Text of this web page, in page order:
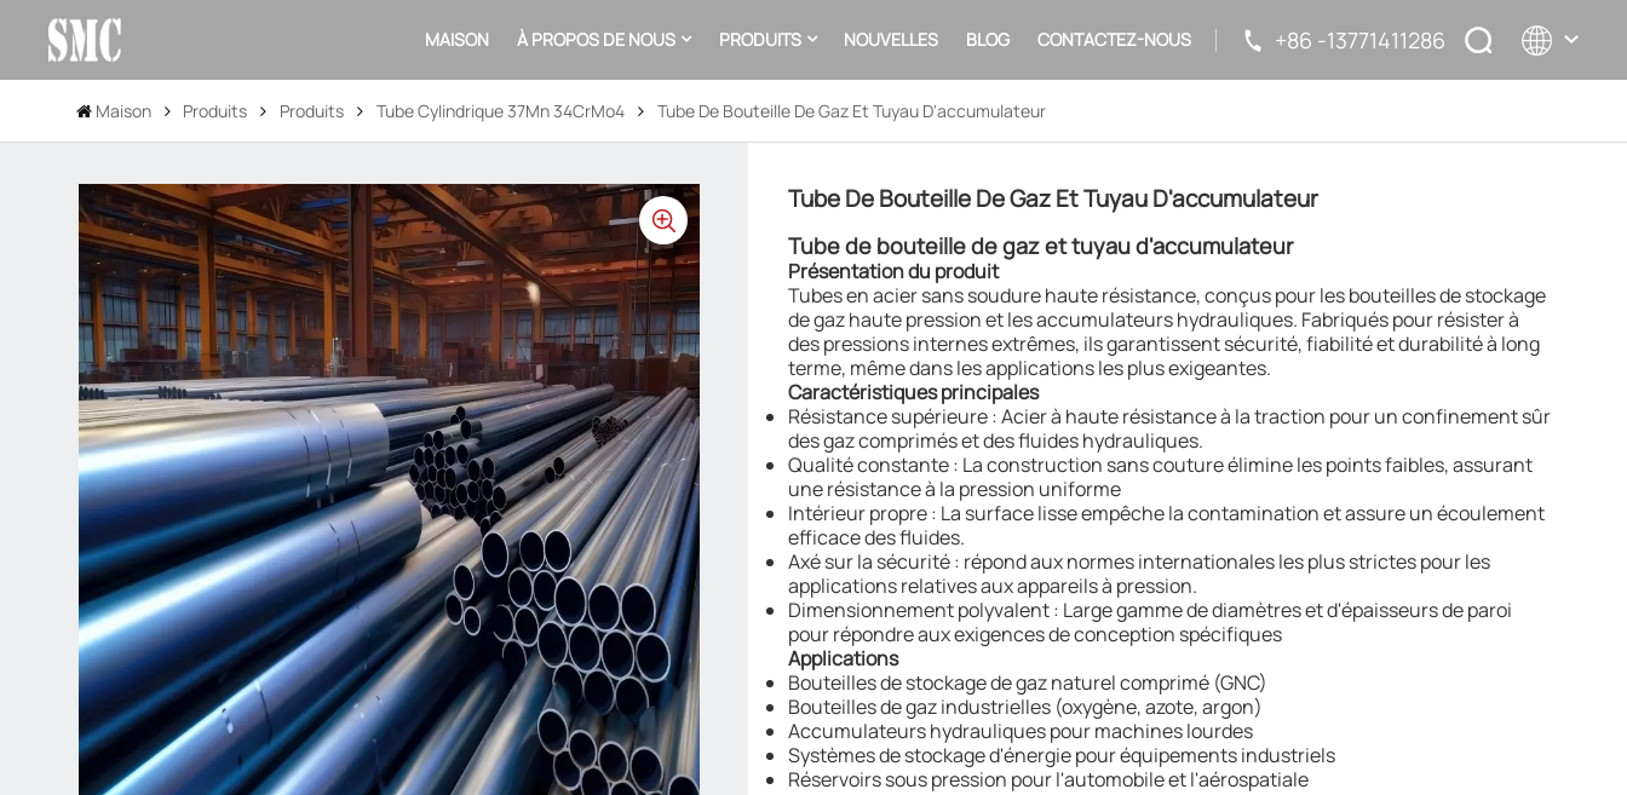
MAISON À PROPOS DE NOUS PRODUITS NOUVELLES BLOG CONTACTEZ-NOUS +86 -13771411286
English
español
Maison Produits Produits Tube Cylindrique 37Mn 34CrMo4 Tube De Bouteille De Gaz Et Tuyau D'accumulateur
Tube De Bouteille De Gaz Et Tuyau D'accumulateur
Tube de bouteille de gaz et tuyau d'accumulateur
Présentation du produit
Tubes en acier sans soudure haute résistance, conçus pour les bouteilles de stockage
de gaz haute pression et les accumulateurs hydrauliques. Fabriqués pour résister à
des pressions internes extrêmes, ils garantissent sécurité, fiabilité et durabilité à long
terme, même dans les applications les plus exigeantes.
Caractéristiques principales
Résistance supérieure : Acier à haute résistance à la traction pour un confinement sûr
des gaz comprimés et des fluides hydrauliques.
Qualité constante : La construction sans couture élimine les points faibles, assurant
une résistance à la pression uniforme
Intérieur propre : La surface lisse empêche la contamination et assure un écoulement
efficace des fluides.
Axé sur la sécurité : répond aux normes internationales les plus strictes pour les
applications relatives aux appareils à pression.
Dimensionnement polyvalent : Large gamme de diamètres et d'épaisseurs de paroi
pour répondre aux exigences de conception spécifiques
Applications
Bouteilles de stockage de gaz naturel comprimé (GNC)
Bouteilles de gaz industrielles (oxygène, azote, argon)
Accumulateurs hydrauliques pour machines lourdes
Systèmes de stockage d'énergie pour équipements industriels
Réservoirs sous pression pour l'automobile et l'aérospatiale